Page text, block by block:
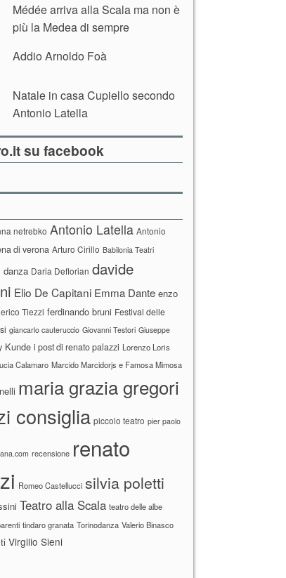
Médée arriva alla Scala ma non è
più la Medea di sempre
Addio Arnoldo Foà
Natale in casa Cupiello secondo
Antonio Latella
su facebook
netrebko Antonio Latella Antonio
di verona Arturo Cirillo Babilonia Teatri
danza Daria Deflorian davide
Elio De Capitani Emma Dante enzo
Tiezzi ferdinando bruni Festival delle
giancarlo cauteruccio Giovanni Testori Giuseppe
Kunde i post di renato palazzi Lorenzo Loris
Calamaro Marcido Marcidorjs e Famosa Mimosa
maria grazia gregori
consiglia piccolo teatro pier paolo
recensione renato
Romeo Castellucci silvia poletti
Teatro alla Scala teatro delle albe
tindaro granata Torinodanza Valerio Binasco
Virgilio Sieni